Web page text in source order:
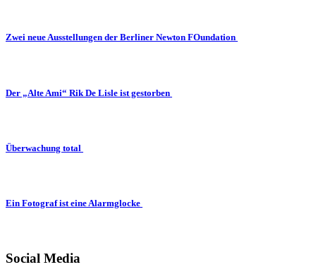
Zwei neue Ausstellungen der Berliner Newton FOundation
Der „Alte Ami“ Rik De Lisle ist gestorben
Überwachung total
Ein Fotograf ist eine Alarmglocke
Social Media